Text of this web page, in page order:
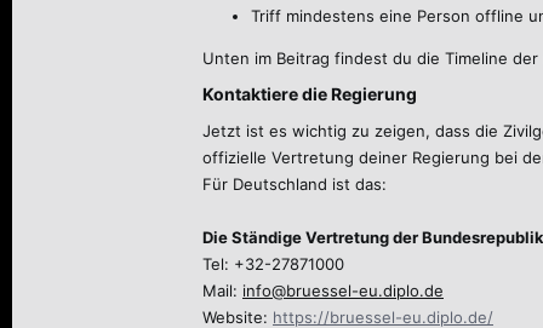
Triff mindestens eine Person offline
Unten im Beitrag findest du die Timeline
Kontaktiere die Regierung​
Jetzt ist es wichtig zu zeigen, dass die
offizielle Vertretung deiner Regierung bei
Für Deutschland ist das:
Die Ständige Vertretung der
Tel: +32-27871000
Mail: info@bruessel-eu.diplo.de
Website: https://bruessel-eu.diplo.de/